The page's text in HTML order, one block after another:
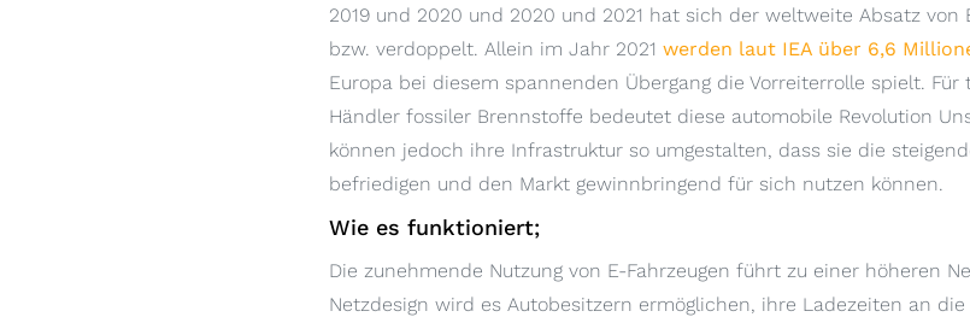
2019 und 2020 und 2020 und 2021 hat sich der weltweite Absatz
bzw. verdoppelt. Allein im Jahr 2021 werden laut IEA über 6,6
Europa bei diesem spannenden Übergang die Vorreiterrolle spielt.
Händler fossiler Brennstoffe bedeutet diese automobile Revolution
können jedoch ihre Infrastruktur so umgestalten, dass sie die
befriedigen und den Markt gewinnbringend für sich nutzen können.
Wie es funktioniert;
Die zunehmende Nutzung von E-Fahrzeugen führt zu einer höheren
Netzdesign wird es Autobesitzern ermöglichen, ihre Ladezeiten an